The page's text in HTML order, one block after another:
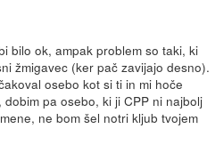
bilo ok, ampak problem so taki, ki
žmigavec (ker pač zavijajo desno).
osebo kot si ti in mi hoče
pa osebo, ki ji CPP ni najbolj
ne bom šel notri kljub tvojem